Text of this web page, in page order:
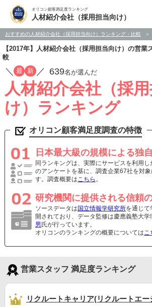
オリコン顧客満足度ランキング
人材紹介会社（採用担当向け）
おすすめの人材紹介会社（採用担当向け）ランキング・比較
【2017年】人材紹介会社（採用担当向け）の営業
較
／ 最 新 ／ 639名が選んだ
人材紹介会社（採
け）ランキング
オリコン顧客満足度調査の特徴
日本最大級の規模による独
同ランキングは、実際にサービスを利用
のアンケートを基に、調査企業67社を対
す。調査概要はこちら 。
研究機関に提供される信頼
ソースデータは 国立情報学研究所を通じて
開されており、データ監修は慶應義塾大学
男 氏が行っています。
オリコンのランキングの概要についてはこ
営業スタッフ 満足度ランキング
リクルートキャリア(リクルートエー